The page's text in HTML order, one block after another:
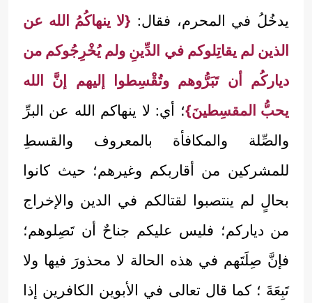
يدخُلُ في المحرم، فقال: {لا ينهاكُمُ الله عن
الذين لم يقاتِلوكم في الدِّينِ ولم يُخْرِجُوكم من
دياركُم أن تَبَرُّوهم وتُقْسِطوا إليهم إنَّ الله
يحبُّ المقسِطينَ}؛ أي: لا ينهاكم الله عن البرِّ
والصِّلة والمكافأة بالمعروف والقسطِ
للمشركين من أقاربكم وغيرهم؛ حيث كانوا
بحالٍ لم ينتصبوا لقتالكم في الدين والإخراج
من دياركم؛ فليس عليكم جناحٌ أن تَصِلوهم؛
فإنَّ صِلَتَهم في هذه الحالة لا محذورَ فيها ولا
تَبِعَةَ ؛ كما قال تعالى في الأبوين الكافرين إذا